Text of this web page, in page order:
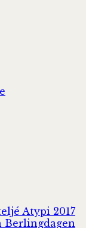
Atypi 2017
Berlingdagen